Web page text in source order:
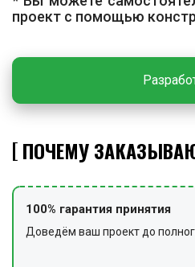
металлические детали
При отсутствии заводского
окрашивание согласно
ЗАКЛЮЧИТЕЛЬНЫЕ
По завершении работ
мусора, возвращают
проект с помощью
ПОЧЕМУ
100% гарантия принятия
Доведём ваш проект до